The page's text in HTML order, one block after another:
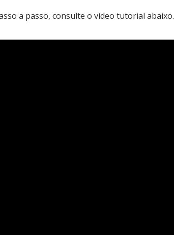
a passo, consulte o vídeo tutorial abaixo.